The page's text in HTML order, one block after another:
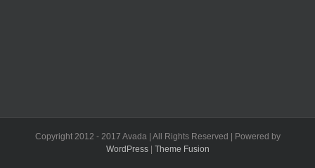
Copyright 2012 - 2017 Avada | All Rights Reserved | Powered by
WordPress| Theme Fusion